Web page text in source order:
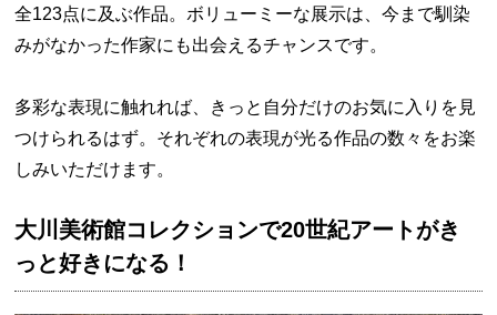
全123点に及ぶ作品。ボリューミーな展示は、今まで馴染
みがなかった作家にも出会えるチャンスです。
多彩な表現に触れれば、きっと自分だけのお気に入りを見
つけられるはず。それぞれの表現が光る作品の数々をお楽
しみいただけます。
大川美術館コレクションで20世紀アートがき
っと好きになる！